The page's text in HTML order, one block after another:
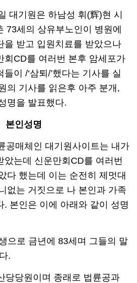
대기원은 하남성 휘(辉)현 시
73세의 상유부노인이 병원에
을 받고 입원치료를 받았으나
회CD를 여러번 본후 암세포가
이 /‘삼퇴/’했다는 기사를 실
의 기사를 읽은후 아주 분개,
명을 발표했다.
본인성명
공매체인 대기원사이트는 내가
았는데 신운만회CD를 여러번
다 했는데 이는 순전히 제멋대
없는 거짓으로 나 본인과 가족
. 본인은 이에 아래와 같이 성명
으로 금년에 83세며 그들의 말
.
당당원이며 종래로 법륜공과